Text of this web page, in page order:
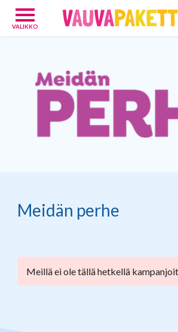
VALIKKO
Meidän perhe
Meillä ei ole tällä hetkellä
Vanhemmille
Tarjoukset
Verkkokaupat